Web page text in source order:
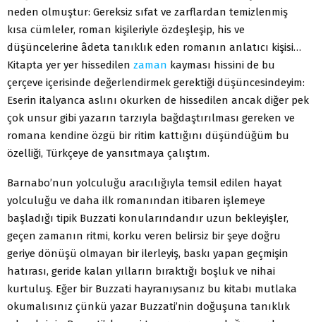
neden olmuştur: Gereksiz sıfat ve zarflardan temizlenmiş
kısa cümleler, roman kişileriyle özdeşleşip, his ve
düşüncelerine âdeta tanıklık eden romanın anlatıcı kişisi…
Kitapta yer yer hissedilen zaman kayması hissini de bu
çerçeve içerisinde değerlendirmek gerektiği düşüncesindeyim:
Eserin italyanca aslını okurken de hissedilen ancak diğer pek
çok unsur gibi yazarın tarzıyla bağdaştırılması gereken ve
romana kendine özgü bir ritim kattığını düşündüğüm bu
özelliği, Türkçeye de yansıtmaya çalıştım.
Barnabo’nun yolculuğu aracılığıyla temsil edilen hayat
yolculuğu ve daha ilk romanından itibaren işlemeye
başladığı tipik Buzzati konularındandır uzun bekleyişler,
geçen zamanın ritmi, korku veren belirsiz bir şeye doğru
geriye dönüşü olmayan bir ilerleyiş, baskı yapan geçmişin
hatırası, geride kalan yılların bıraktığı boşluk ve nihai
kurtuluş. Eğer bir Buzzati hayranıysanız bu kitabı mutlaka
okumalısınız çünkü yazar Buzzati’nin doğuşuna tanıklık